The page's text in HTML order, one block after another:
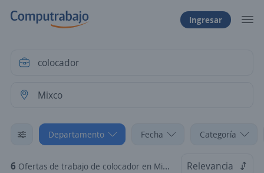
Ingresar
Departamento Fecha Categoría
6 Ofertas de trabajo de colocador en Mixco, Guatemala Relevancia